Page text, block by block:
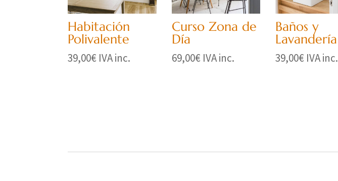
Habitación
Polivalente
39,00€ IVA inc.
Curso Zona de
Día
69,00€ IVA inc.
Baños y
Lavandería
39,00€ IVA inc.